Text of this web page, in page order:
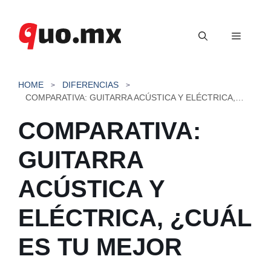
contenido
Menú
HOME
DIFERENCIAS
COMPARATIVA:
GUITARRA
ACÚSTICA Y
ELÉCTRICA, ¿CUÁL
ES TU MEJOR